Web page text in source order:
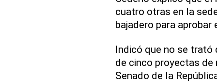
cuatro otras en la
bajadero para
Indicó que no se trató
de cinco proyectas
Senado de la